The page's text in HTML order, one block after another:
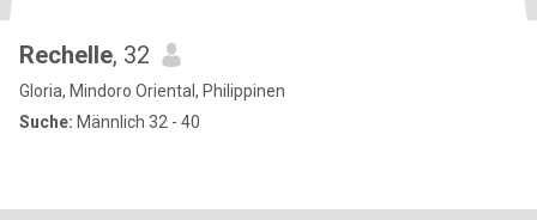
Rechelle, 32
Gloria, Mindoro Oriental, Philippinen
Suche: Männlich 32 - 40